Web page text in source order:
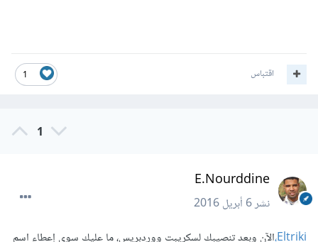
1 اقتباس
1
E.Nourddine
نشر6 أبريل 2016